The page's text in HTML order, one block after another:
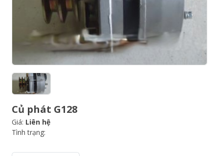
Củ phát G128
Giá: Liên hệ
Tình trạng: